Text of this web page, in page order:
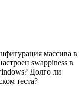
массива в
swappiness в
Долго ли
теста?